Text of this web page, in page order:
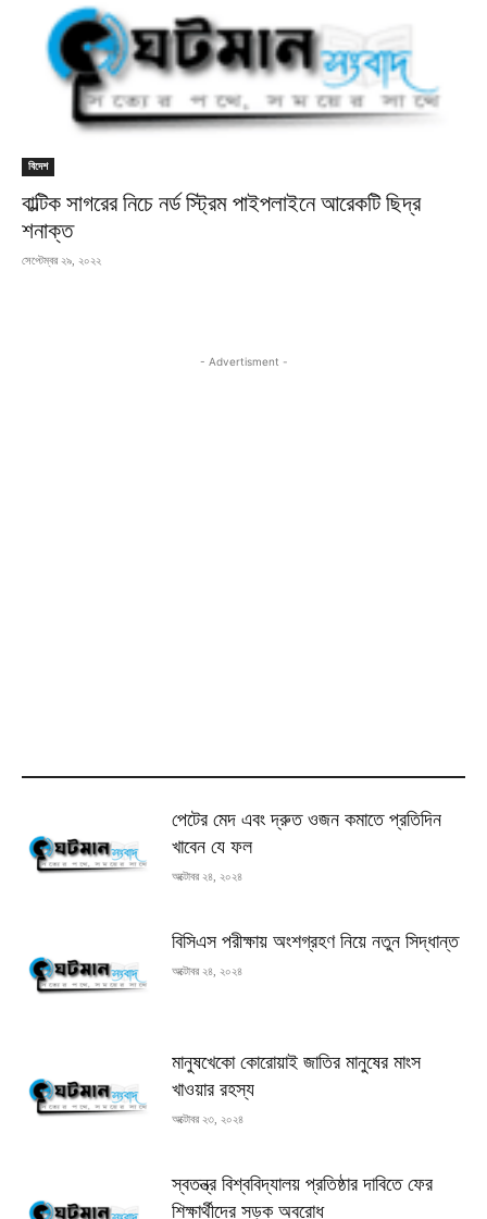
বিদেশ
বাল্টিক সাগরের নিচে নর্ড স্ট্রিম পাইপলাইনে আরেকটি ছিদ্র
শনাক্ত
সেপ্টেম্বর ২৯, ২০২২
- Advertisment -
পেটের মেদ এবং দ্রুত ওজন কমাতে প্রতিদিন
খাবেন যে ফল
অক্টোবর ২৪, ২০২৪
বিসিএস পরীক্ষায় অংশগ্রহণ নিয়ে নতুন সিদ্ধান্ত
অক্টোবর ২৪, ২০২৪
মানুষখেকো কোরোয়াই জাতির মানুষের মাংস
খাওয়ার রহস্য
অক্টোবর ২৩, ২০২৪
স্বতন্ত্র বিশ্ববিদ্যালয় প্রতিষ্ঠার দাবিতে ফের
শিক্ষার্থীদের সড়ক অবরোধ